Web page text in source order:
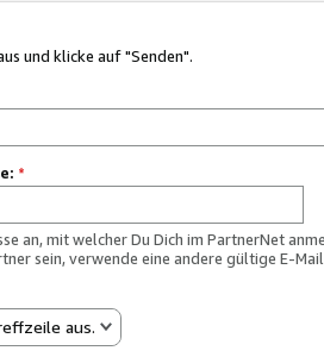
und klicke auf "Senden".
*
an, mit welcher Du Dich im PartnerNet
sein, verwende eine andere gültige E-
aus.